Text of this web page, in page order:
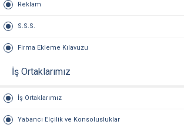
Reklam
S.S.S.
Firma Ekleme Kılavuzu
İş Ortaklarımız
İş Ortaklarımız
Yabancı Elçilik ve Konsolusluklar